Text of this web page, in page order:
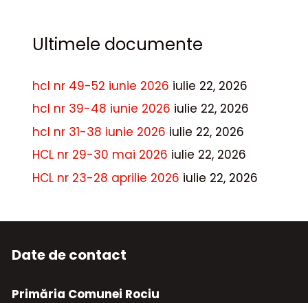
Ultimele documente
hcl nr 49-52 iunie 2026 iulie 22, 2026
hcl nr 39-48 iunie 2026 iulie 22, 2026
hcl nr 31-38 iunie 2026 iulie 22, 2026
HCL nr 29-30 mai 2026 iulie 22, 2026
HCL nr 23-28 aprilie 2026 iulie 22, 2026
Date de contact
Primăria Comunei Rociu